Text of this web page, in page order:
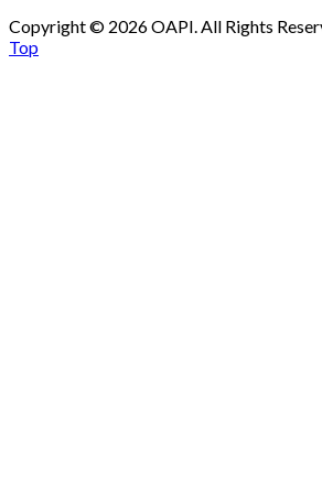
Copyright © 2026 OAPI. All Rights
Top